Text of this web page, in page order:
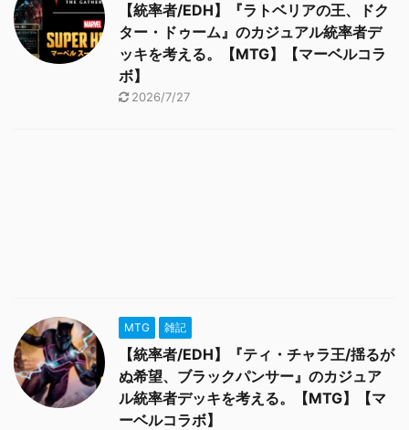
【統率者/EDH】『ラトベリアの王、ドク
ター・ドゥーム』のカジュアル統率者デ
ッキを考える。【MTG】【マーベルコラ
ボ】
2026/7/27
MTG 雑記
【統率者/EDH】『ティ・チャラ王/揺るが
ぬ希望、ブラックパンサー』のカジュア
ル統率者デッキを考える。【MTG】【マ
ーベルコラボ】